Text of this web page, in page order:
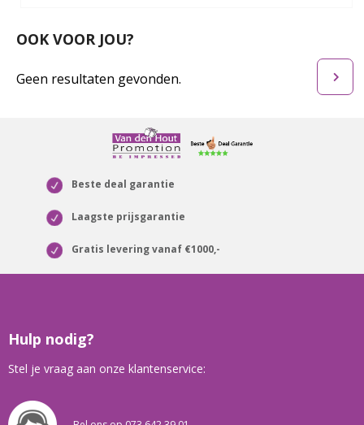
OOK VOOR JOU?
Geen resultaten gevonden.
Beste deal garantie
Laagste prijsgarantie
Gratis levering vanaf €1000,-
Hulp nodig?
Stel je vraag aan onze klantenservice: